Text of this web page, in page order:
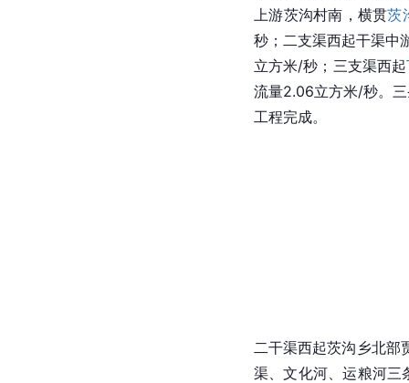
上游茨沟村南，横贯茨
秒；二支渠西起干渠中
立方米/秒；三支渠西起
流量2.06立方米/秒。
工程完成。
二干渠西起茨沟乡北部
渠、文化河、运粮河三